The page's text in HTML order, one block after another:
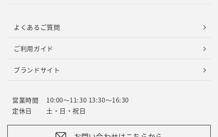
よくあるご質問
ご利用ガイド
ブランドサイト
営業時間
10:00～11:30 13:30～16:30
定休日
土・日・祝日